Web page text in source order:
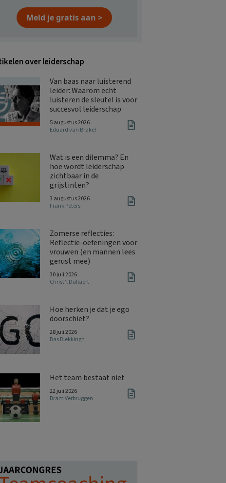
Meld je gratis aan >
over leiderschap
Van baas naar luisterend
leider: Waarom echt
luisteren de sleutel is voor
succesvol leiderschap
5 augustus 2026
Eduard van Brakel
Wat is een dilemma? En
hoe wordt leiderschap
zichtbaar in de
grijstinten?
3 augustus 2026
Frank Peters
Zomerse reflecties:
Reflectie-oefeningen voor
vrouwen (en mannen lees
gerust mee)
30 juli 2026
Christ’l Dullaert
Hoe herken je dat je ego
doorschiet?
28 juli 2026
Bas Blekkingh
Het team bestaat niet
22 juli 2026
Bram Verbruggen